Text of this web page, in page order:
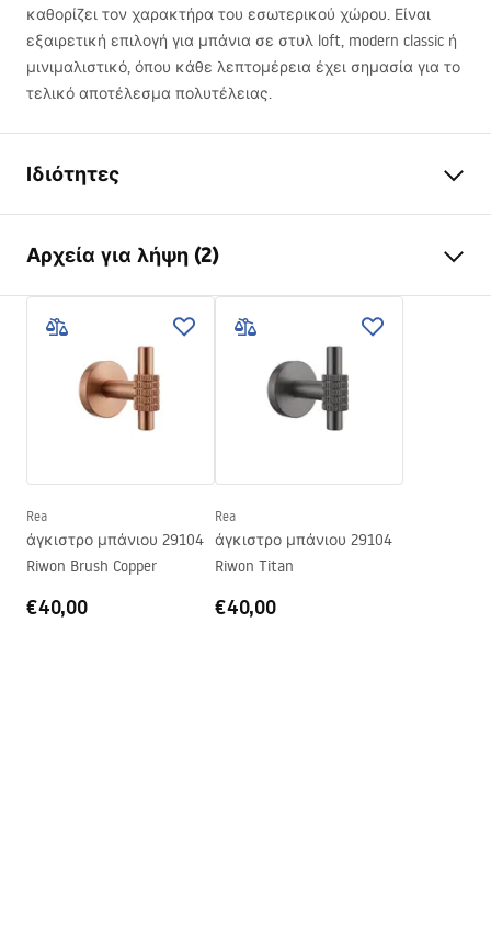
καθορίζει τον χαρακτήρα του εσωτερικού χώρου. Είναι
εξαιρετική επιλογή για μπάνια σε στυλ loft, modern classic ή
μινιμαλιστικό, όπου κάθε λεπτομέρεια έχει σημασία για το
τελικό αποτέλεσμα πολυτέλειας.
Ιδιότητες
Υλικό
Τρόπος εγκατάστασης
Βιδωτός
Πλάτος
50
60mm
Βάθος
65mm
Αρχεία για λήψη (2)
Όροι εγγύησης
Πληροφορίες ασφαλείας
Rea
άγκιστρο μπάνιου 29104
Riwon Brush Copper
€40,00
Rea
άγκιστρο μπάνιου 29104
Riwon Titan
€40,00